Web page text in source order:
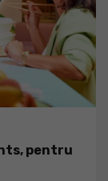
pentru